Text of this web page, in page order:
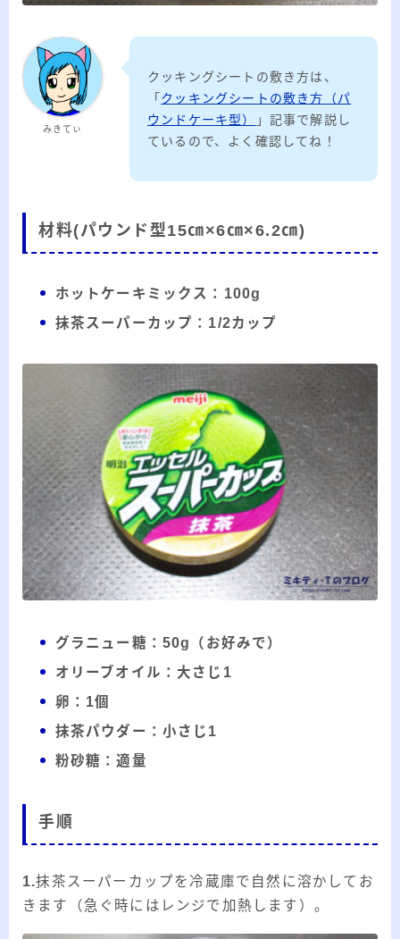
みきてぃ
クッキングシートの敷き方は、
「クッキングシートの敷き方（パ
ウンドケーキ型）
」記事で解説し
ているので、よく確認してね！
材料(パウンド型15㎝×6㎝×6.2㎝)
ホットケーキミックス：100g
抹茶スーパーカップ：1/2カップ
グラニュー糖：50g（お好みで）
オリーブオイル：大さじ1
卵：1個
抹茶パウダー：小さじ1
粉砂糖：適量
手順
1.抹茶スーパーカップを冷蔵庫で自然に溶かしてお
きます（急ぐ時にはレンジで加熱します）。